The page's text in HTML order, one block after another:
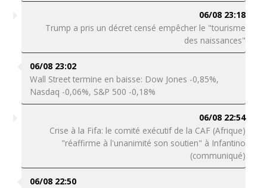
06/08 23:18
Trump a pris un décret censé empêcher le "tourisme
des naissances"
06/08 23:02
Wall Street termine en baisse: Dow Jones -0,85%,
Nasdaq -0,06%, S&P 500 -0,18%
06/08 22:54
Crise à la Fifa: le comité exécutif de la CAF (Afrique)
"réaffirme à l'unanimité son soutien" à Infantino
(communiqué)
06/08 22:50